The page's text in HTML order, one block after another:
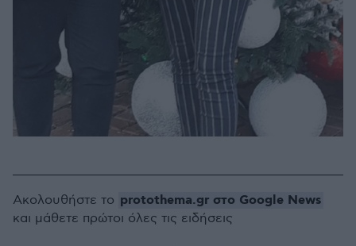
Ακολουθήστε το protothema.gr στο Google News
και μάθετε πρώτοι όλες τις ειδήσεις